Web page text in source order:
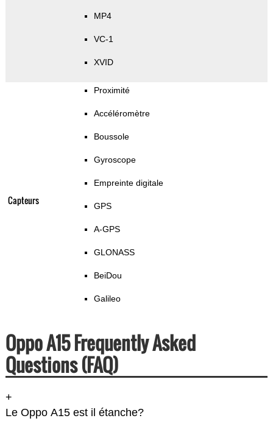
MP4
VC-1
XVID
Capteurs
Proximité
Accéléromètre
Boussole
Gyroscope
Empreinte digitale
GPS
A-GPS
GLONASS
BeiDou
Galileo
Oppo A15 Frequently Asked
Questions (FAQ)
+
Le Oppo A15 est il étanche?